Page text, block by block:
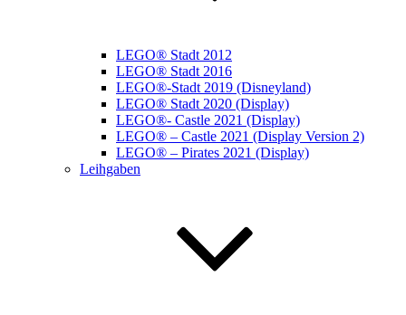
LEGO® Stadt 2012
LEGO® Stadt 2016
LEGO®-Stadt 2019 (Disneyland)
LEGO® Stadt 2020 (Display)
LEGO®- Castle 2021 (Display)
LEGO® – Castle 2021 (Display Version 2)
LEGO® – Pirates 2021 (Display)
Leihgaben